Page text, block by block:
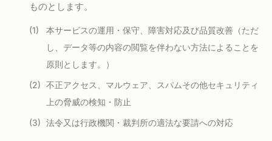
ものとします。
本サービスの運用・保守、障害対応及び品質改善（ただ
し、データ等の内容の閲覧を伴わない方法によることを
原則とします。）
不正アクセス、マルウェア、スパムその他セキュリティ
上の脅威の検知・防止
法令又は行政機関・裁判所の適法な要請への対応